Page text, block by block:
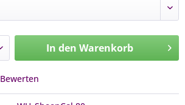
In den Warenkorb
Bewerten